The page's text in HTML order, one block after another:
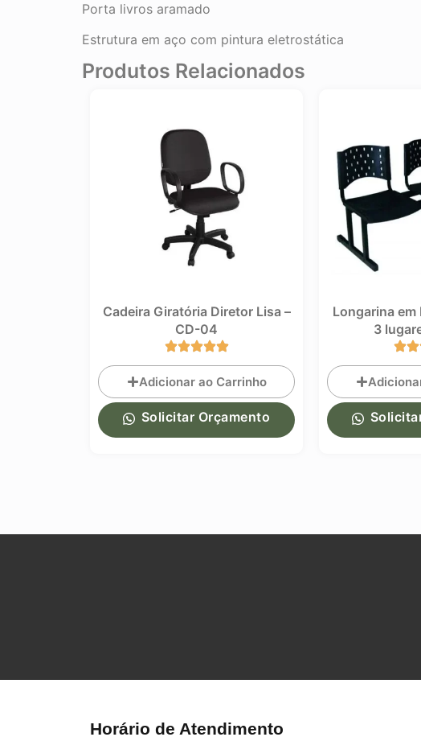
Porta livros aramado
Estrutura em aço com pintura eletrostática
Produtos Relacionados
Cadeira Giratória Diretor Lisa –
CD-04
Adicionar ao Carrinho
Solicitar Orçamento
Longarina em
3 lugares –
Adicionar ao
Solicitar
Horário de Atendimento